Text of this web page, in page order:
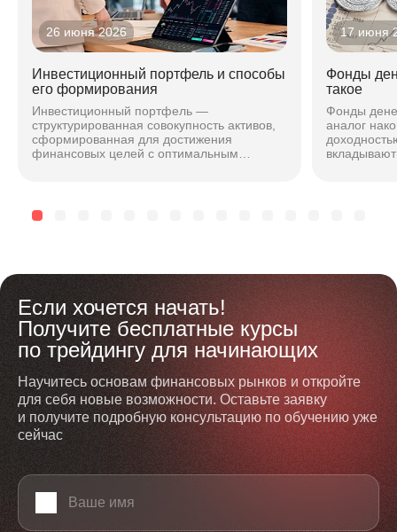
26 июня 2026
Инвестиционный портфель и способы
его формирования
Инвестиционный портфель —
структурированная совокупность активов,
сформированная для достижения
финансовых целей с оптимальным
17 июня
Фонды
такое
Фонды
аналог
Если хочется начать!
Получите бесплатные курсы
по трейдингу для начинающих
Научитесь основам финансовых рынков и откройте
для себя новые возможности. Оставьте заявку
и получите подробную консультацию по обучению уже
сейчас
Ваше имя